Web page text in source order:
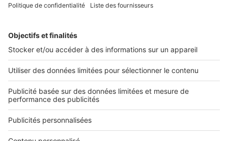
plus de végétalisation dans vos
Rechercher une annonce par sa référence ?